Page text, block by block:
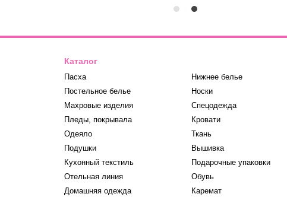
Каталог
Пасха
Постельное белье
Махровые изделия
Пледы, покрывала
Одеяло
Подушки
Кухонный текстиль
Отельная линия
Домашняя одежда
Нижнее белье
Носки
Спецодежда
Кровати
Ткань
Вышивка
Подарочные упаковки
Обувь
Каремат